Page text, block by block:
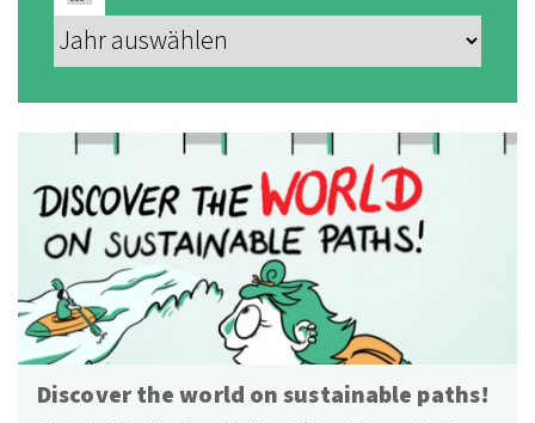
Discover the world on sustainable paths!